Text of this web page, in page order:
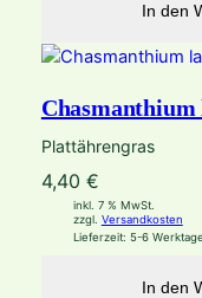
In den
Plattährengras
4,40 €
inkl. 7 % MwSt.
zzgl. Versandkosten
Lieferzeit: 5-6 Werktage
In den